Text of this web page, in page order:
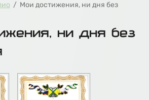
/ Мои достижения, ни дня без
ни дня без